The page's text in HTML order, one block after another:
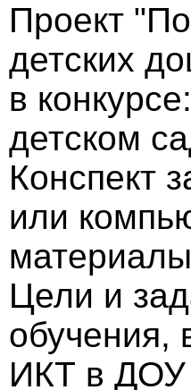
Проект
детских
в
детском
Конспект
или
Цели и
обучения,
ИКТ в ДОУ